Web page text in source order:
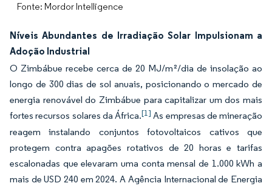
Fonte: Mordor Intelligence
Níveis Abundantes de Irradiação Solar Impulsionam a
Adoção Industrial
O Zimbábue recebe cerca de 20 MJ/m²/dia de insolação ao
longo de 300 dias de sol anuais, posicionando o mercado de
energia renovável do Zimbábue para capitalizar um dos mais
fortes recursos solares da África.[1] As empresas de mineração
reagem instalando conjuntos fotovoltaicos cativos que
protegem contra apagões rotativos de 20 horas e tarifas
escalonadas que elevaram uma conta mensal de 1.000 kWh a
mais de USD 240 em 2024. A Agência Internacional de Energia